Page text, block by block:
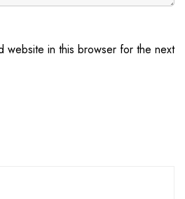
website in this browser for the next